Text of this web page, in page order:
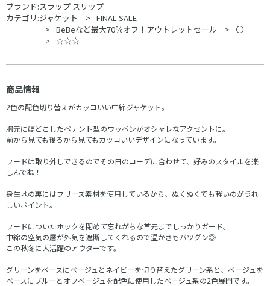
ブランド:スラップ スリップ
カテゴリ:ジャケット
FINAL SALE
BeBeなど最大70％オフ！アウトレットセール
〇
☆☆☆
商品情報
2色の配色切り替えがカッコいい中綿ジャケット。
胸元にほどこしたペナント型のワッペンがオシャレなアクセントに。
前から見ても後ろから見てもカッコいいデザインになっています。
フードは取り外しできるのでその日のコーデに合わせて、好みのスタイルを楽
しんでね！
身生地の裏にはフリース素材を使用しているから、ぬくぬくでも軽いのがうれ
しいポイント。
フードについたホックを閉めて忘れがちな首元までしっかりガード。
中綿の空気の層が外気を遮断してくれるので温かさもバツグン◎
この秋冬に大活躍のアウターです。
グリーンをベースにベージュとネイビーを切り替えたグリーン系と、ベージュを
ベースにブルーとオフベージュを配色に使用したベージュ系の2色展開です。